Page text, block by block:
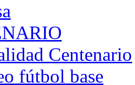
Centenario
fútbol base